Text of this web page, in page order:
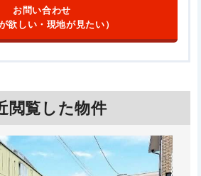
お問い合わせ
欲しい・現地が見たい）
閲覧した物件